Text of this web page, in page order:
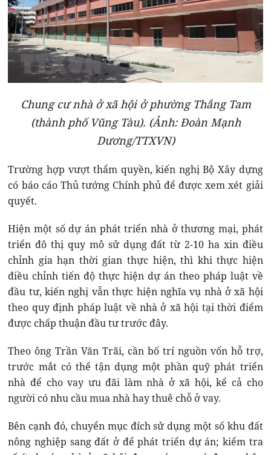
Chung cư nhà ở xã hội ở phường Thắng Tam
(thành phố Vũng Tàu). (Ảnh: Đoàn Mạnh
Dương/TTXVN)
Trường hợp vượt thẩm quyền, kiến nghị Bộ Xây dựng
có báo cáo Thủ tướng Chính phủ để được xem xét giải
quyết.
Hiện một số dự án phát triển nhà ở thương mại, phát
triển đô thị quy mô sử dụng đất từ 2-10 ha xin điều
chỉnh gia hạn thời gian thực hiện, thì khi thực hiện
điều chỉnh tiến độ thực hiện dự án theo pháp luật về
đầu tư, kiến nghị vẫn thực hiện nghĩa vụ nhà ở xã hội
theo quy định pháp luật về nhà ở xã hội tại thời điểm
được chấp thuận đầu tư trước đây.
Theo ông Trần Văn Trãi, cần bố trí nguồn vốn hỗ trợ,
trước mắt có thể tận dụng một phần quỹ phát triển
nhà để cho vay ưu đãi làm nhà ở xã hội, kể cả cho
người có nhu cầu mua nhà hay thuê chỗ ở vay.
Bên cạnh đó, chuyển mục đích sử dụng một số khu đất
nông nghiệp sang đất ở để phát triển dự án; kiểm tra